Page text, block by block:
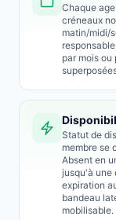
Chaque
créneaux
matin/midi/
par mois
Statut de
membre se
Absent en
jusqu'à une
expiration
bandeau
mobilisable.